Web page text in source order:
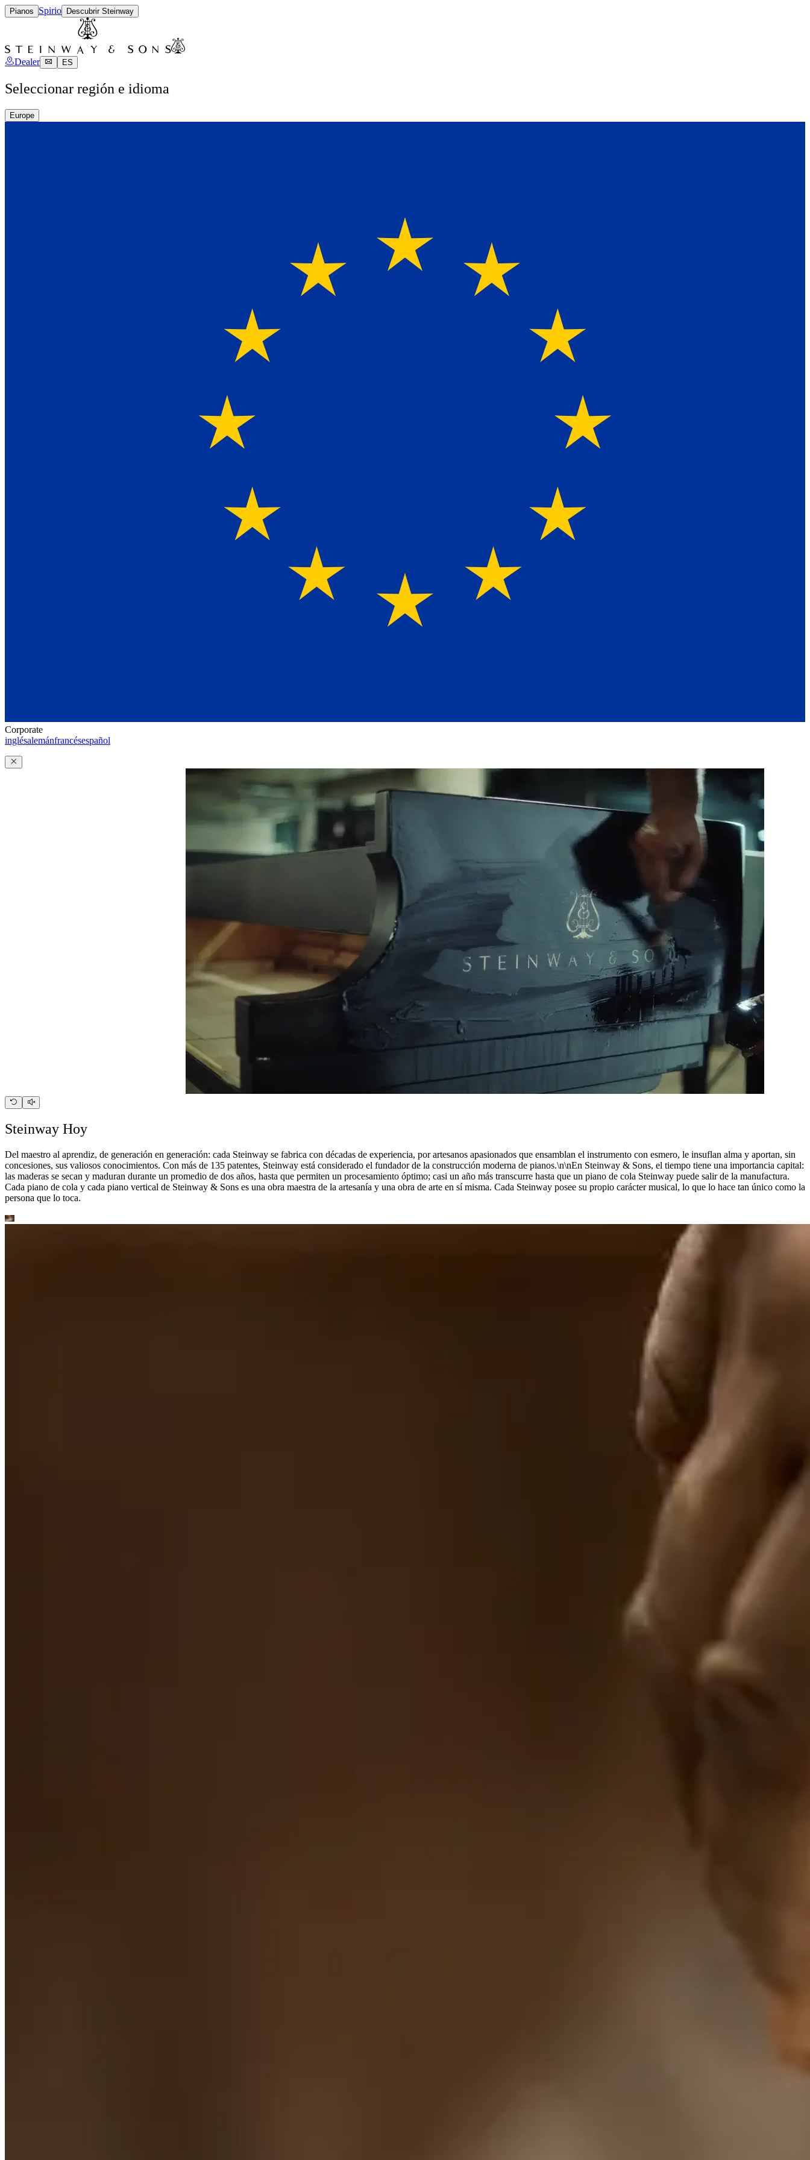
Pianos Spirio Descubrir Steinway
Dealer ES
Seleccionar región e idioma
Europe
Corporate
inglésalemánfrancésespañol
Steinway Hoy
Del maestro al aprendiz, de generación en generación: cada Steinway se fabrica con décadas de experiencia, por artesanos apasionados que ensamblan el instrumento con esmero, le insuflan alma y aportan, sin
concesiones, sus valiosos conocimientos. Con más de 135 patentes, Steinway está considerado el fundador de la construcción moderna de pianos.\n\nEn Steinway ⁠&⁠ Sons, el tiempo tiene una importancia capital:
las maderas se secan y maduran durante un promedio de dos años, hasta que permiten un procesamiento óptimo; casi un año más transcurre hasta que un piano de cola Steinway puede salir de la manufactura.
Cada piano de cola y cada piano vertical de Steinway ⁠&⁠ Sons es una obra maestra de la artesanía y una obra de arte en sí misma. Cada Steinway posee su propio carácter musical, lo que lo hace tan único como la
persona que lo toca.